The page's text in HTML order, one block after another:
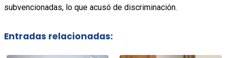
subvencionadas, lo que acusó de discriminación.
Entradas relacionadas: